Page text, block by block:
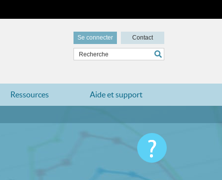
Se connecter Contact
Ressources Aide et support